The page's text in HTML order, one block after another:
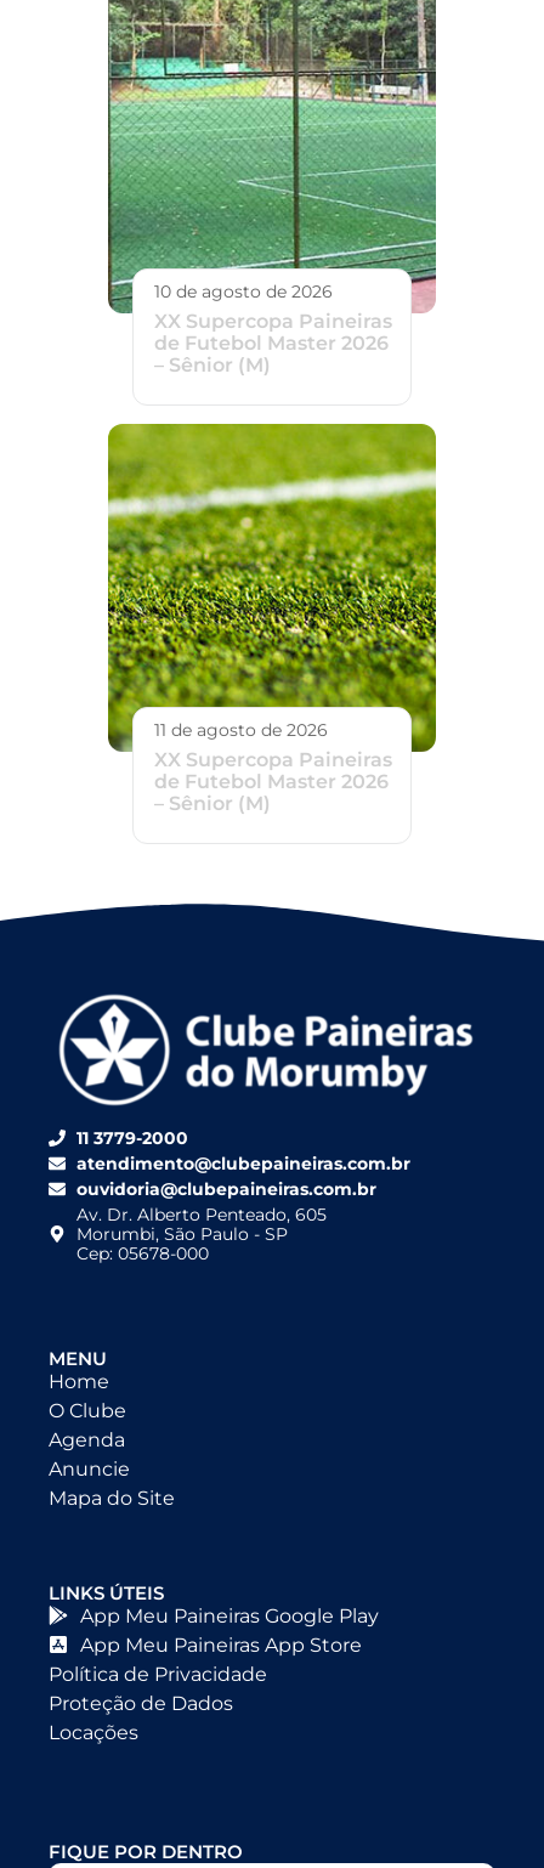
10 de agosto de 2026
XX Supercopa Paineiras
de Futebol Master 2026
– Sênior (M)
11 de agosto de 2026
XX Supercopa Paineiras
de Futebol Master 2026
– Sênior (M)
11 3779-2000
atendimento@clubepaineiras.com.br
ouvidoria@clubepaineiras.com.br
Av. Dr. Alberto Penteado, 605
Morumbi, São Paulo - SP
Cep: 05678-000
MENU
Home
O Clube
Agenda
Anuncie
Mapa do Site
LINKS ÚTEIS
App Meu Paineiras Google Play
App Meu Paineiras App Store
Política de Privacidade
Proteção de Dados
Locações
FIQUE POR DENTRO